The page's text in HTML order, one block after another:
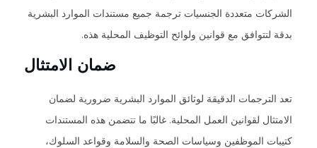
الشركات متعددة الجنسيات ترجمة جميع مستندات الموارد البشرية
بدقة لتتوافق مع قوانين ولوائح التوظيف المحلية هذه.
ضمان الامتثال
تعد الترجمات الدقيقة لوثائق الموارد البشرية ضرورية لضمان
الامتثال لقوانين العمل المحلية. غالبًا ما تتضمن هذه المستندات
كتيبات الموظفين وسياسات الصحة والسلامة وقواعد السلوك،